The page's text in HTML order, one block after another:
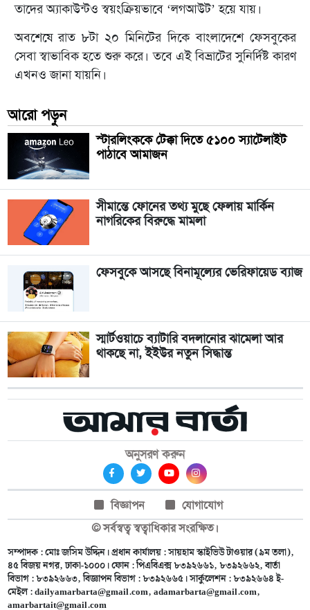
তাদের অ্যাকাউন্টও স্বয়ংক্রিয়ভাবে ‘লগআউট’ হয়ে যায়।
অবশেষে রাত ৮টা ২০ মিনিটের দিকে বাংলাদেশে ফেসবুকের
সেবা স্বাভাবিক হতে শুরু করে। তবে এই বিভ্রাটের সুনির্দিষ্ট কারণ
এখনও জানা যায়নি।
আরো পড়ুন
স্টারলিংককে টেক্কা দিতে ৫১০০ স্যাটেলাইট
পাঠাবে আমাজন
সীমান্তে ফোনের তথ্য মুছে ফেলায় মার্কিন
নাগরিকের বিরুদ্ধে মামলা
ফেসবুকে আসছে বিনামূল্যের ভেরিফায়েড ব্যাজ
স্মার্টওয়াচে ব্যাটারি বদলানোর ঝামেলা আর
থাকছে না, ইইউর নতুন সিদ্ধান্ত
অনুসরণ করুন
বিজ্ঞাপন
যোগাযোগ
© সর্বস্বত্ব স্বত্বাধিকার সংরক্ষিত।
সম্পাদক : মোঃ জসিম উদ্দিন। প্রধান কার্যালয় : সায়হাম স্কাইভিউ টাওয়ার (৯ম তলা),
৪৫ বিজয় নগর, ঢাকা-১০০০। ফোন : পিএবিএক্স ৮৩৯২৬৬১, ৮৩৯২৬৬২, বার্তা
বিভাগ : ৮৩৯২৬৬৩, বিজ্ঞাপন বিভাগ : ৮৩৯২৬৬৫। সার্কুলেশন : ৮৩৯২৬৬৪ ই-
মেইল :dailyamarbarta@gmail.com,adamarbarta@gmail.com,
amarbartait@gmail.com